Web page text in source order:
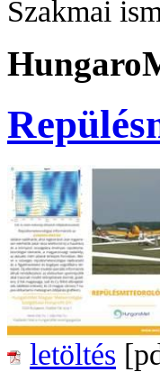
Szakmai
letöltés